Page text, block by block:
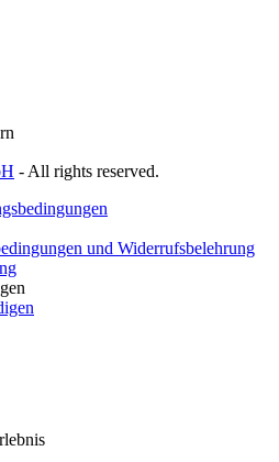
- All rights reserved.
und Widerrufsbelehrung